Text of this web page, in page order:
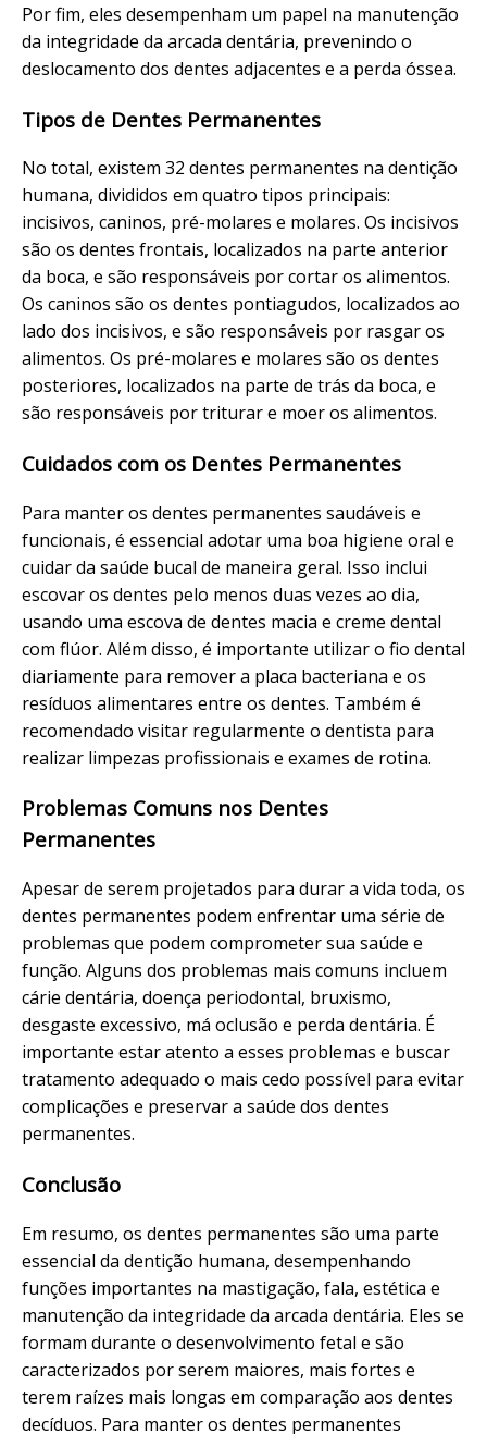
Por fim, eles desempenham um papel na manutenção
da integridade da arcada dentária, prevenindo o
deslocamento dos dentes adjacentes e a perda óssea.
Tipos de Dentes Permanentes
No total, existem 32 dentes permanentes na dentição
humana, divididos em quatro tipos principais:
incisivos, caninos, pré-molares e molares. Os incisivos
são os dentes frontais, localizados na parte anterior
da boca, e são responsáveis por cortar os alimentos.
Os caninos são os dentes pontiagudos, localizados ao
lado dos incisivos, e são responsáveis por rasgar os
alimentos. Os pré-molares e molares são os dentes
posteriores, localizados na parte de trás da boca, e
são responsáveis por triturar e moer os alimentos.
Cuidados com os Dentes Permanentes
Para manter os dentes permanentes saudáveis e
funcionais, é essencial adotar uma boa higiene oral e
cuidar da saúde bucal de maneira geral. Isso inclui
escovar os dentes pelo menos duas vezes ao dia,
usando uma escova de dentes macia e creme dental
com flúor. Além disso, é importante utilizar o fio dental
diariamente para remover a placa bacteriana e os
resíduos alimentares entre os dentes. Também é
recomendado visitar regularmente o dentista para
realizar limpezas profissionais e exames de rotina.
Problemas Comuns nos Dentes
Permanentes
Apesar de serem projetados para durar a vida toda, os
dentes permanentes podem enfrentar uma série de
problemas que podem comprometer sua saúde e
função. Alguns dos problemas mais comuns incluem
cárie dentária, doença periodontal, bruxismo,
desgaste excessivo, má oclusão e perda dentária. É
importante estar atento a esses problemas e buscar
tratamento adequado o mais cedo possível para evitar
complicações e preservar a saúde dos dentes
permanentes.
Conclusão
Em resumo, os dentes permanentes são uma parte
essencial da dentição humana, desempenhando
funções importantes na mastigação, fala, estética e
manutenção da integridade da arcada dentária. Eles se
formam durante o desenvolvimento fetal e são
caracterizados por serem maiores, mais fortes e
terem raízes mais longas em comparação aos dentes
decíduos. Para manter os dentes permanentes